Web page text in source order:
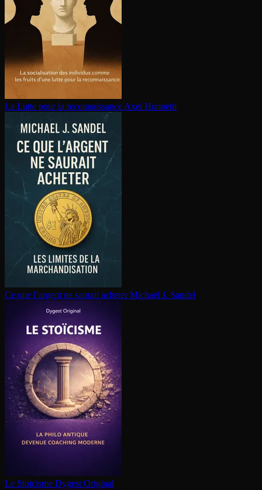
La Lutte pour la re­con­nais­sance Axel Honneth
Ce que l’argent ne saurait acheter Michael J. Sandel
Le Stoïcisme Dygest Original